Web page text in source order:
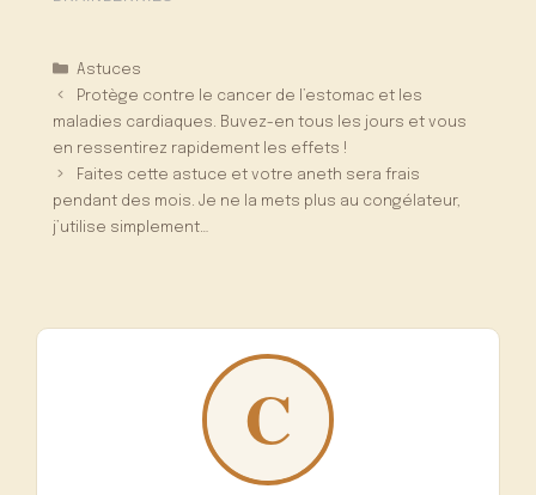
Catégories
Astuces
Protège contre le cancer de l’estomac et les
maladies cardiaques. Buvez-en tous les jours et vous
en ressentirez rapidement les effets !
Faites cette astuce et votre aneth sera frais
pendant des mois. Je ne la mets plus au congélateur,
j’utilise simplement…